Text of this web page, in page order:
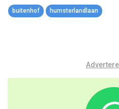
buitenhof humsterlandlaan